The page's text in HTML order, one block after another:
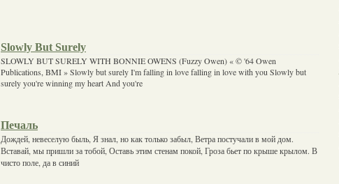
Slowly But Surely
SLOWLY BUT SURELY WITH BONNIE OWENS (Fuzzy Owen) « © '64 Owen
Publications, BMI » Slowly but surely I'm falling in love falling in love with you Slowly but
surely you're winning my heart And you're
Печаль
Дождей, невеселую быль, Я знал, но как только забыл, Ветра постучали в мой дом.
Вставай, мы пришли за тобой, Оставь этим стенам покой, Гроза бьет по крыше крылом. В
чисто поле, да в синий